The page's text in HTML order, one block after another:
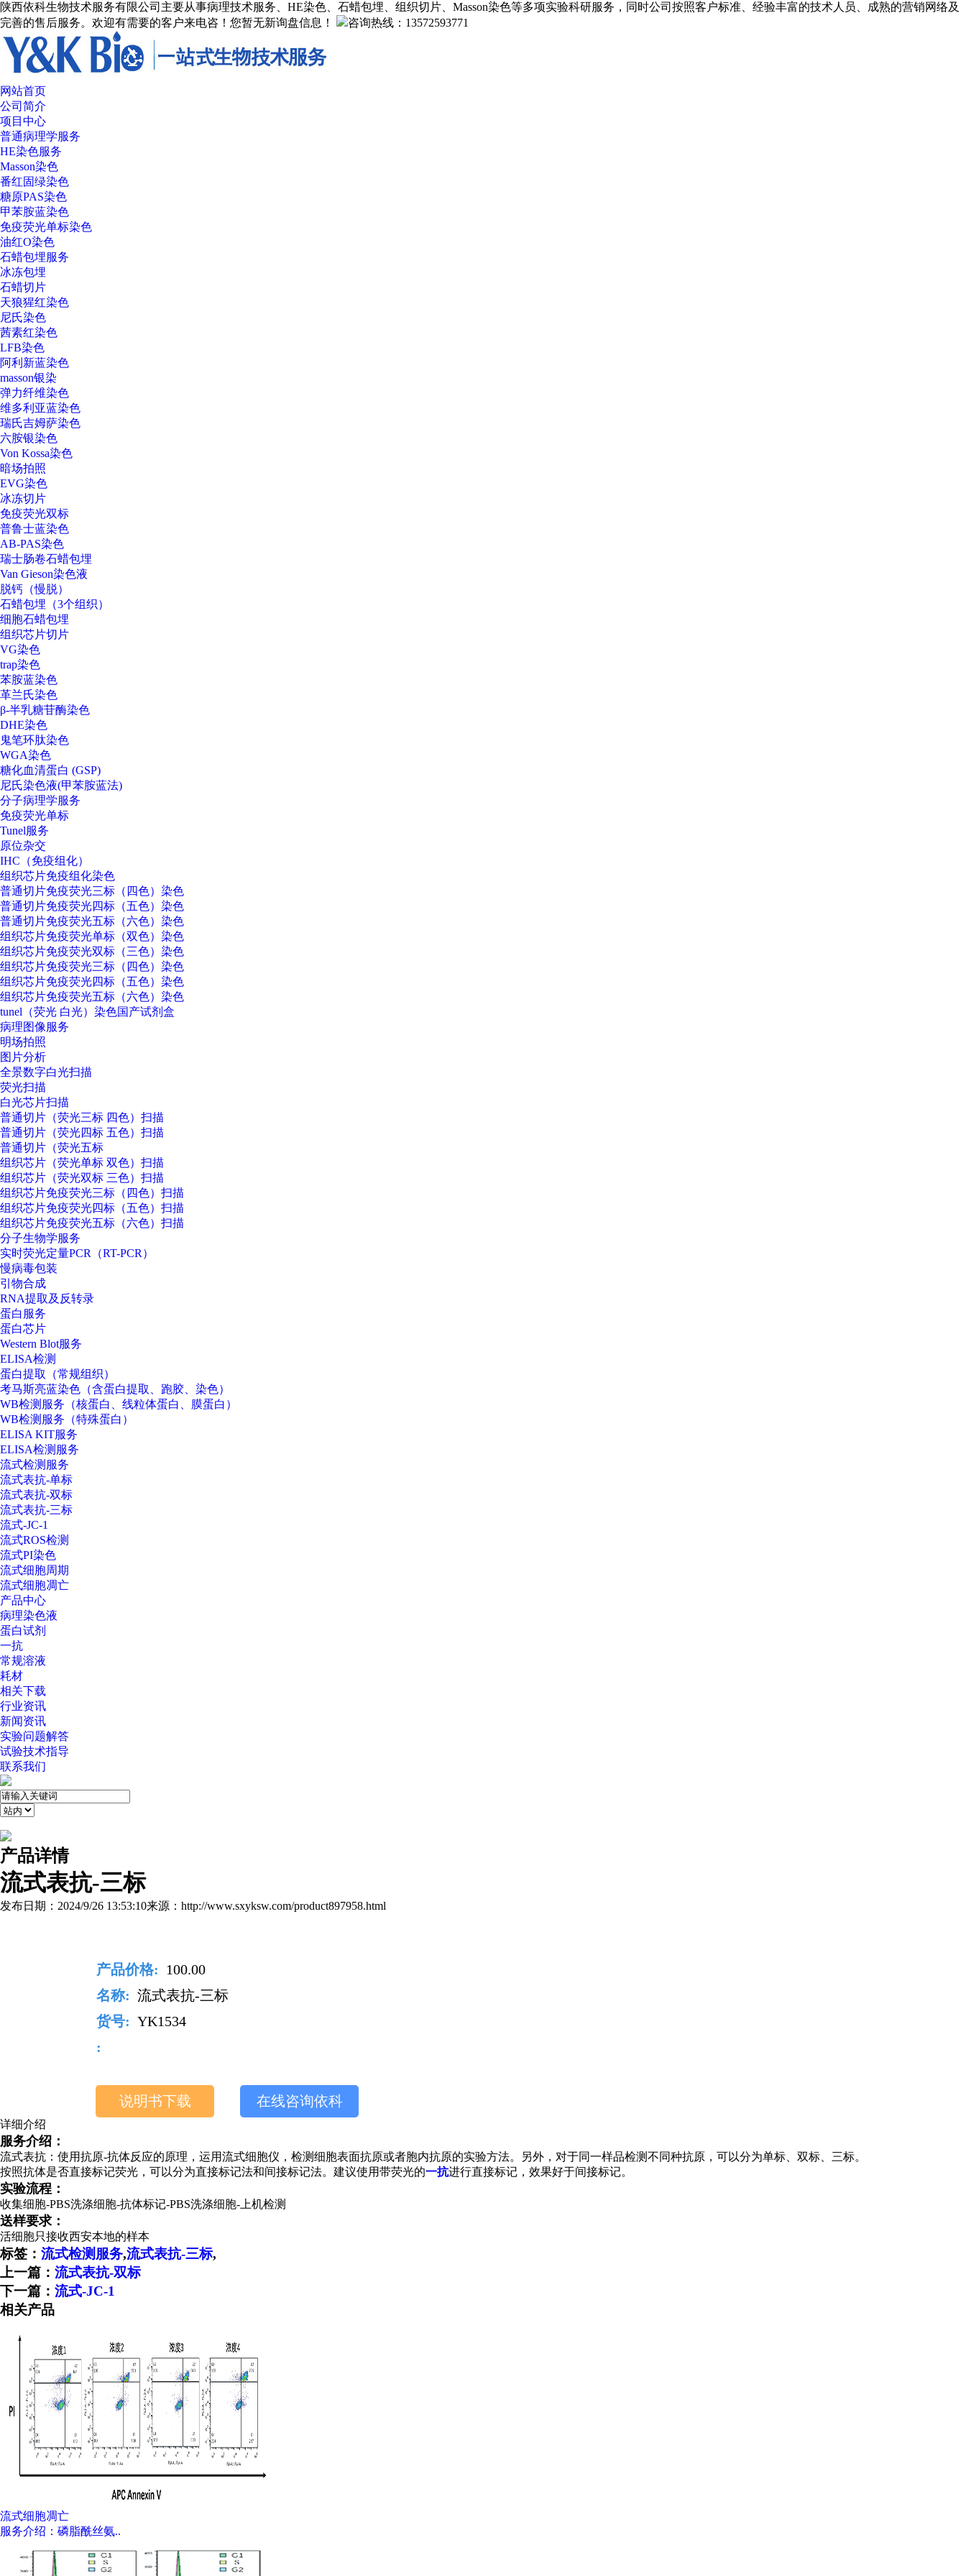
陕西依科生物技术服务有限公司主要从事病理技术服务、HE染色、石蜡包埋、组织切片、Masson染色等多项实验科研服务，同时公司按照客户标准、经验丰富的技术人员、成熟的营销网络及
完善的售后服务。欢迎有需要的客户来电咨！ 您暂无新询盘信息！ 咨询热线：13572593771
网站首页
公司简介
项目中心
普通病理学服务
HE染色服务
Masson染色
番红固绿染色
糖原PAS染色
甲苯胺蓝染色
免疫荧光单标染色
油红O染色
石蜡包埋服务
冰冻包埋
石蜡切片
天狼猩红染色
尼氏染色
茜素红染色
LFB染色
阿利新蓝染色
masson银染
弹力纤维染色
维多利亚蓝染色
瑞氏吉姆萨染色
六胺银染色
Von Kossa染色
暗场拍照
EVG染色
冰冻切片
免疫荧光双标
普鲁士蓝染色
AB-PAS染色
瑞士肠卷石蜡包埋
Van Gieson染色液
脱钙（慢脱）
石蜡包埋（3个组织）
细胞石蜡包埋
组织芯片切片
VG染色
trap染色
苯胺蓝染色
革兰氏染色
β-半乳糖苷酶染色
DHE染色
鬼笔环肽染色
WGA染色
糖化血清蛋白 (GSP)
尼氏染色液(甲苯胺蓝法)
分子病理学服务
免疫荧光单标
Tunel服务
原位杂交
IHC（免疫组化）
组织芯片免疫组化染色
普通切片免疫荧光三标（四色）染色
普通切片免疫荧光四标（五色）染色
普通切片免疫荧光五标（六色）染色
组织芯片免疫荧光单标（双色）染色
组织芯片免疫荧光双标（三色）染色
组织芯片免疫荧光三标（四色）染色
组织芯片免疫荧光四标（五色）染色
组织芯片免疫荧光五标（六色）染色
tunel（荧光 白光）染色国产试剂盒
病理图像服务
明场拍照
图片分析
全景数字白光扫描
荧光扫描
白光芯片扫描
普通切片（荧光三标 四色）扫描
普通切片（荧光四标 五色）扫描
普通切片（荧光五标
组织芯片（荧光单标 双色）扫描
组织芯片（荧光双标 三色）扫描
组织芯片免疫荧光三标（四色）扫描
组织芯片免疫荧光四标（五色）扫描
组织芯片免疫荧光五标（六色）扫描
分子生物学服务
实时荧光定量PCR（RT-PCR）
慢病毒包装
引物合成
RNA提取及反转录
蛋白服务
蛋白芯片
Western Blot服务
ELISA检测
蛋白提取（常规组织）
考马斯亮蓝染色（含蛋白提取、跑胶、染色）
WB检测服务（核蛋白、线粒体蛋白、膜蛋白）
WB检测服务（特殊蛋白）
ELISA KIT服务
ELISA检测服务
流式检测服务
流式表抗-单标
流式表抗-双标
流式表抗-三标
流式-JC-1
流式ROS检测
流式PI染色
流式细胞周期
流式细胞凋亡
产品中心
病理染色液
蛋白试剂
一抗
常规溶液
耗材
相关下载
行业资讯
新闻资讯
实验问题解答
试验技术指导
联系我们
产品详情
流式表抗-三标
发布日期：2024/9/26 13:53:10来源：http://www.sxyksw.com/product897958.html
产品价格: 100.00
名称: 流式表抗-三标
货号: YK1534
:
说明书下载 在线咨询依科
详细介绍
服务介绍：
流式表抗：使用抗原-抗体反应的原理，运用流式细胞仪，检测细胞表面抗原或者胞内抗原的实验方法。另外，对于同一样品检测不同种抗原，可以分为单标、双标、三标。
按照抗体是否直接标记荧光，可以分为直接标记法和间接标记法。建议使用带荧光的一抗进行直接标记，效果好于间接标记。
实验流程：
收集细胞-PBS洗涤细胞-抗体标记-PBS洗涤细胞-上机检测
送样要求：
活细胞只接收西安本地的样本
标签： 流式检测服务,流式表抗-三标,
上一篇： 流式表抗-双标
下一篇： 流式-JC-1
相关产品
流式细胞凋亡
服务介绍：磷脂酰丝氨..